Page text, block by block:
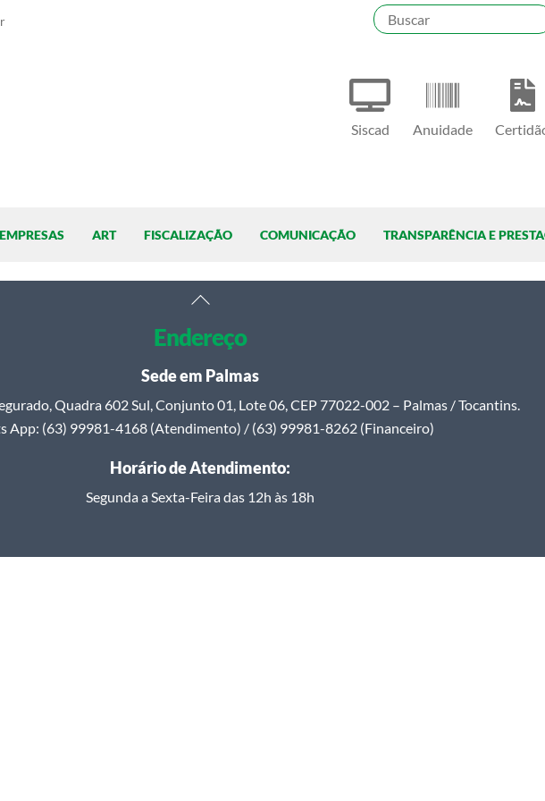
Siscad Anuidade
EMPRESAS ART FISCALIZAÇÃO COMUNICAÇÃO TRANSPARÊNCIA E
Back
Top
Endereço
Sede em Palmas
Quadra 602 Sul, Conjunto 01, Lote 06, CEP 77022-002 – Palmas / Tocantins.
App: (63) 99981-4168 (Atendimento) / (63) 99981-8262 (Financeiro)
Horário de Atendimento:
Segunda a Sexta-Feira das 12h às 18h